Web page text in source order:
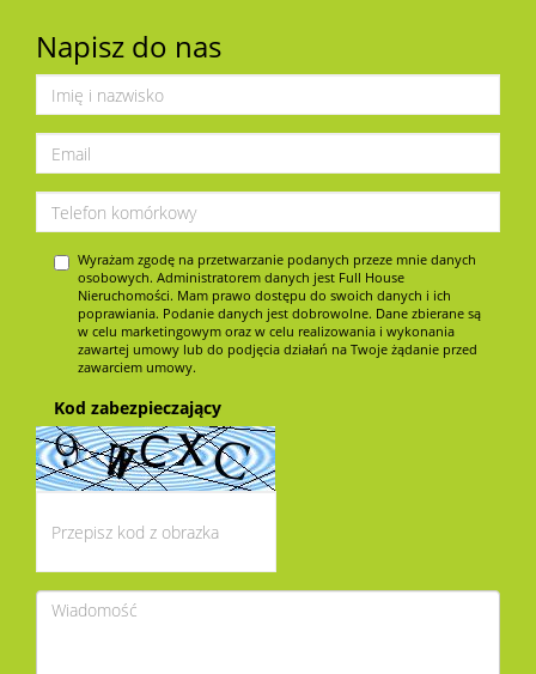
Napisz do nas
Wyrażam zgodę na przetwarzanie podanych przeze mnie danych
osobowych. Administratorem danych jest Full House
Nieruchomości. Mam prawo dostępu do swoich danych i ich
poprawiania. Podanie danych jest dobrowolne. Dane zbierane są
w celu marketingowym oraz w celu realizowania i wykonania
zawartej umowy lub do podjęcia działań na Twoje żądanie przed
zawarciem umowy.
Kod zabezpieczający